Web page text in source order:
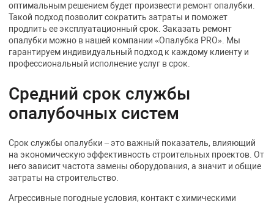
оптимальным решением будет произвести ремонт опалубки.
Такой подход позволит сократить затраты и поможет
продлить ее эксплуатационный срок. Заказать ремонт
опалубки можно в нашей компании «Опалубка PRO». Мы
гарантируем индивидуальный подход к каждому клиенту и
профессиональный исполнение услуг в срок.
Средний срок службы
опалубочных систем
Срок службы опалубки – это важный показатель, влияющий
на экономическую эффективность строительных проектов. От
него зависит частота замены оборудования, а значит и общие
затраты на строительство.
Агрессивные погодные условия, контакт с химическими